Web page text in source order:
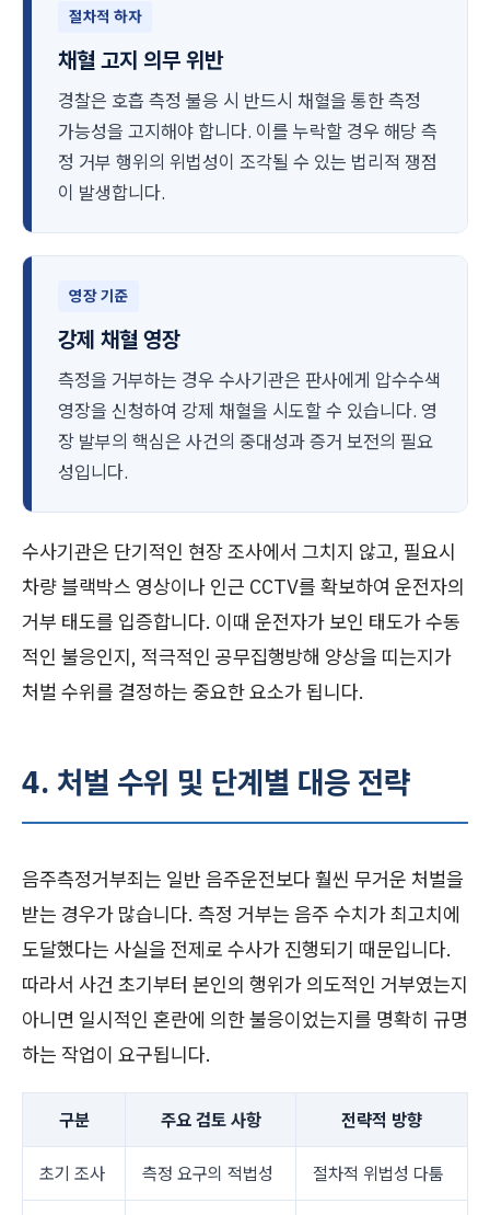
절차적 하자
채혈 고지 의무 위반
경찰은 호흡 측정 불응 시 반드시 채혈을 통한 측정
가능성을 고지해야 합니다. 이를 누락할 경우 해당 측
정 거부 행위의 위법성이 조각될 수 있는 법리적 쟁점
이 발생합니다.
영장 기준
강제 채혈 영장
측정을 거부하는 경우 수사기관은 판사에게 압수수색
영장을 신청하여 강제 채혈을 시도할 수 있습니다. 영
장 발부의 핵심은 사건의 중대성과 증거 보전의 필요
성입니다.
수사기관은 단기적인 현장 조사에서 그치지 않고, 필요시
차량 블랙박스 영상이나 인근 CCTV를 확보하여 운전자의
거부 태도를 입증합니다. 이때 운전자가 보인 태도가 수동
적인 불응인지, 적극적인 공무집행방해 양상을 띠는지가
처벌 수위를 결정하는 중요한 요소가 됩니다.
4. 처벌 수위 및 단계별 대응 전략
음주측정거부죄는 일반 음주운전보다 훨씬 무거운 처벌을
받는 경우가 많습니다. 측정 거부는 음주 수치가 최고치에
도달했다는 사실을 전제로 수사가 진행되기 때문입니다.
따라서 사건 초기부터 본인의 행위가 의도적인 거부였는지
아니면 일시적인 혼란에 의한 불응이었는지를 명확히 규명
하는 작업이 요구됩니다.
구분 주요 검토 사항 전략적 방향
초기 조사 측정 요구의 적법성 절차적 위법성 다툼